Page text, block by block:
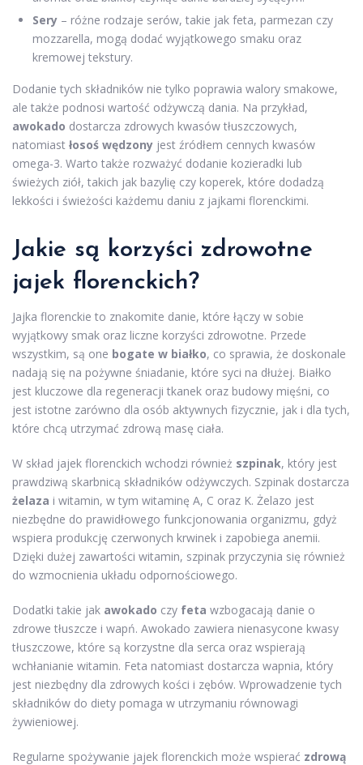
Sery – różne rodzaje serów, takie jak feta, parmezan czy
mozzarella, mogą dodać wyjątkowego smaku oraz
kremowej tekstury.
Dodanie tych składników nie tylko poprawia walory smakowe,
ale także podnosi wartość odżywczą dania. Na przykład,
awokado dostarcza zdrowych kwasów tłuszczowych,
natomiast łosoś wędzony jest źródłem cennych kwasów
omega-3. Warto także rozważyć dodanie kozieradki lub
świeżych ziół, takich jak bazylię czy koperek, które dodadzą
lekkości i świeżości każdemu daniu z jajkami florenckimi.
Jakie są korzyści zdrowotne
jajek florenckich?
Jajka florenckie to znakomite danie, które łączy w sobie
wyjątkowy smak oraz liczne korzyści zdrowotne. Przede
wszystkim, są one bogate w białko, co sprawia, że doskonale
nadają się na pożywne śniadanie, które syci na dłużej. Białko
jest kluczowe dla regeneracji tkanek oraz budowy mięśni, co
jest istotne zarówno dla osób aktywnych fizycznie, jak i dla tych,
które chcą utrzymać zdrową masę ciała.
W skład jajek florenckich wchodzi również szpinak, który jest
prawdziwą skarbnicą składników odżywczych. Szpinak dostarcza
żelaza i witamin, w tym witaminę A, C oraz K. Żelazo jest
niezbędne do prawidłowego funkcjonowania organizmu, gdyż
wspiera produkcję czerwonych krwinek i zapobiega anemii.
Dzięki dużej zawartości witamin, szpinak przyczynia się również
do wzmocnienia układu odpornościowego.
Dodatki takie jak awokado czy feta wzbogacają danie o
zdrowe tłuszcze i wapń. Awokado zawiera nienasycone kwasy
tłuszczowe, które są korzystne dla serca oraz wspierają
wchłanianie witamin. Feta natomiast dostarcza wapnia, który
jest niezbędny dla zdrowych kości i zębów. Wprowadzenie tych
składników do diety pomaga w utrzymaniu równowagi
żywieniowej.
Regularne spożywanie jajek florenckich może wspierać zdrową